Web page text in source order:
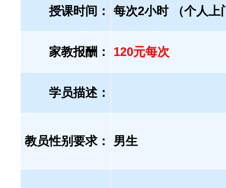
授课时间： 每次2小时 （个人上
家教报酬： 120元每次
学员描述：
教员性别要求： 男生